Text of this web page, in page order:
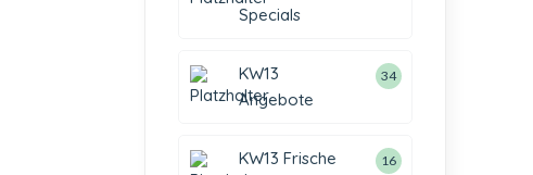
Specials
KW13
Angebote
34
KW13 Frische
16